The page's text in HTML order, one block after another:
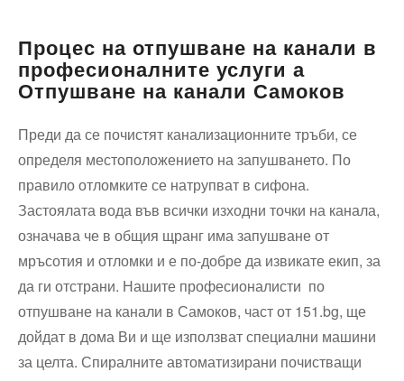
Процес на отпушване на канали в
професионалните услуги а
Отпушване на канали Самоков
Преди да се почистят канализационните тръби, се
определя местоположението на запушването. По
правило отломките се натрупват в сифона.
Застоялата вода във всички изходни точки на канала,
означава че в общия щранг има запушване от
мръсотия и отломки и е по-добре да извикате екип, за
да ги отстрани. Нашите професионалисти по
отпушване на канали в Самоков, част от 151.bg, ще
дойдат в дома Ви и ще използват специални машини
за целта. Спиралните автоматизирани почистващи